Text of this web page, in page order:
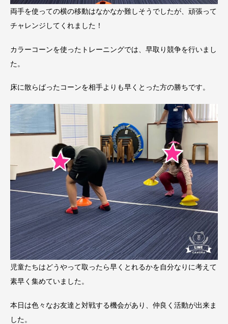
両手を使っての横の移動はなかなか難しそうでしたが、頑張って
チャレンジしてくれました！
カラーコーンを使ったトレーニングでは、早取り競争を行いまし
た。
床に散らばったコーンを相手よりも早くとった方の勝ちです。
児童たちはどうやって取ったら早くとれるかを自分なりに考えて
素早く集めていました。
本日は色々なお友達と対戦する機会があり、仲良く活動が出来ま
した。